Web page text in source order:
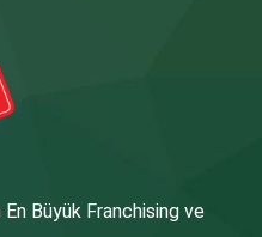
Büyük Franchising ve